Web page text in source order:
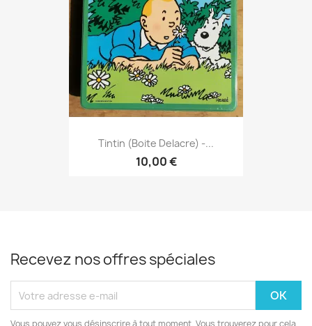
Tintin (Boite Delacre) -...
10,00 €
Recevez nos offres spéciales
Vous pouvez vous désinscrire à tout moment. Vous trouverez pour cela